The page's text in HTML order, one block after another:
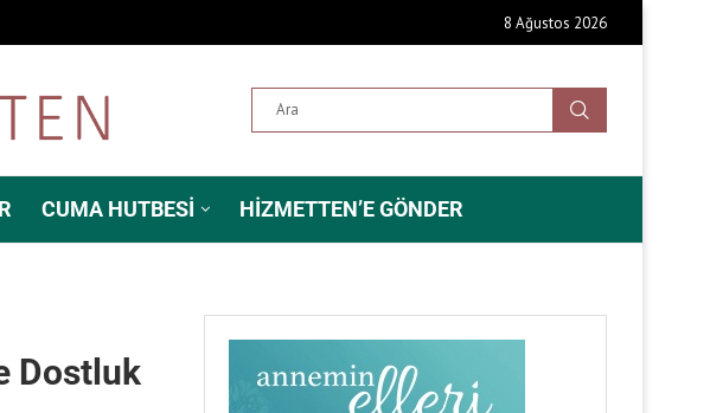
8 Ağustos 2026
CUMA HUTBESI HIZMETTEN’E GÖNDER
Dostluk